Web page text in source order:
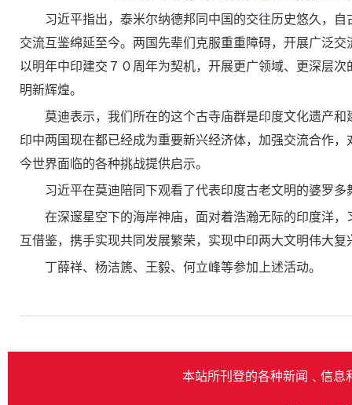
习近平指出，泰米尔纳德邦同中国的交往历史悠久，
交流互鉴绵延至今。两国先辈们克服重重障碍，开展广泛
以明年中印建交７０周年为契机，开展更广领域、更深层
明新辉煌。
莫迪表示，我们所在的这个古寺庙群是印度文化遗产
印中两国现在都已经成为重要新兴经济体，加强交流合作
今世界面临的各种挑战提供启示。
习近平在莫迪陪同下观看了代表印度古老文明的婆罗多
在深邃星空下的海岸神庙，面对着浩瀚无际的印度洋
互借鉴，携手实现共同发展繁荣，实现中印两大文明伟大复
丁薛祥、杨洁篪、王毅、何立峰等参加上述活动。
本站所刊登的各种新闻﹑信息